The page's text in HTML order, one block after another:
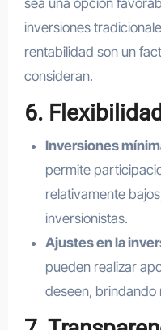
sea una opción
inversiones
rentabilidad son un
consideran.
6.
Inversiones
permite
relativamente
inversionistas.
Ajustes en la
pueden realizar
deseen, brindando